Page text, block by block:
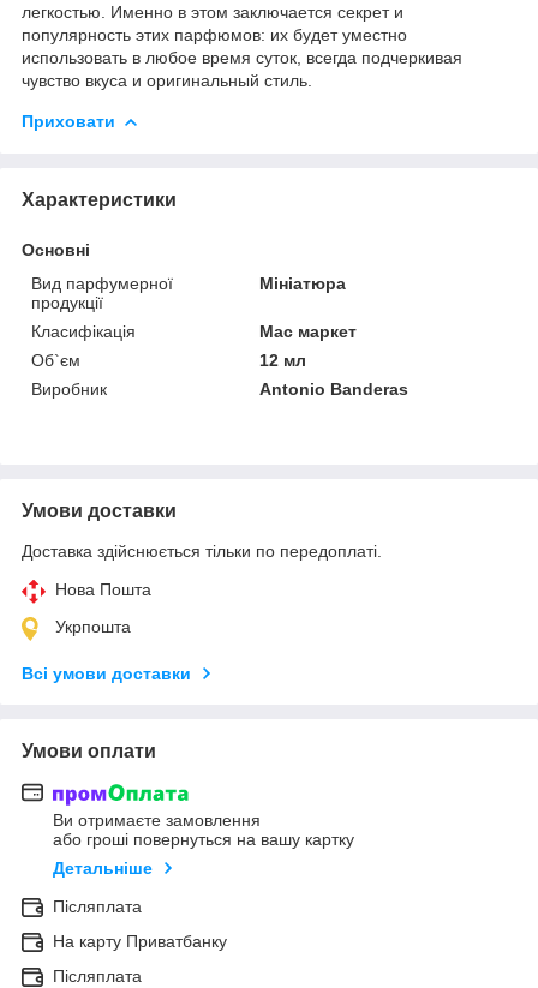
легкостью. Именно в этом заключается секрет и
популярность этих парфюмов: их будет уместно
использовать в любое время суток, всегда подчеркивая
чувство вкуса и оригинальный стиль.
Приховати
Характеристики
Основні
Вид парфумерної
продукції
Мініатюра
Класифікація
Мас маркет
Об`єм
12 мл
Виробник
Antonio Banderas
Умови доставки
Доставка здійснюється тільки по передоплаті.
Нова Пошта
Укрпошта
Всі умови доставки
Умови оплати
Ви отримаєте замовлення
або гроші повернуться на вашу картку
Детальніше
Післяплата
На карту Приватбанку
Післяплата